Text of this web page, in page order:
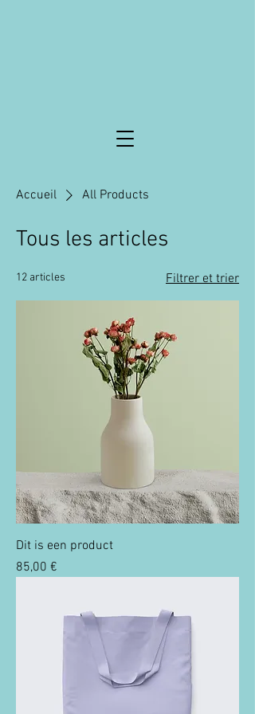
Accueil All Products
Tous les articles
12 articles Filtrer et trier
Dit is een product
Prix
85,00 €